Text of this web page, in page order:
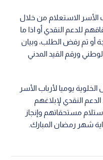
الأسر الاستعلام من خلال
للدعم النقدي أو اذا ما
أو تم رفض الطلب، وبيان
ورقم القيد المدني
يوميا لأرباب الأسر
النقدي لإبلاغهم
مستحقاتهم وإنجاز
شهر رمضان المبارك.